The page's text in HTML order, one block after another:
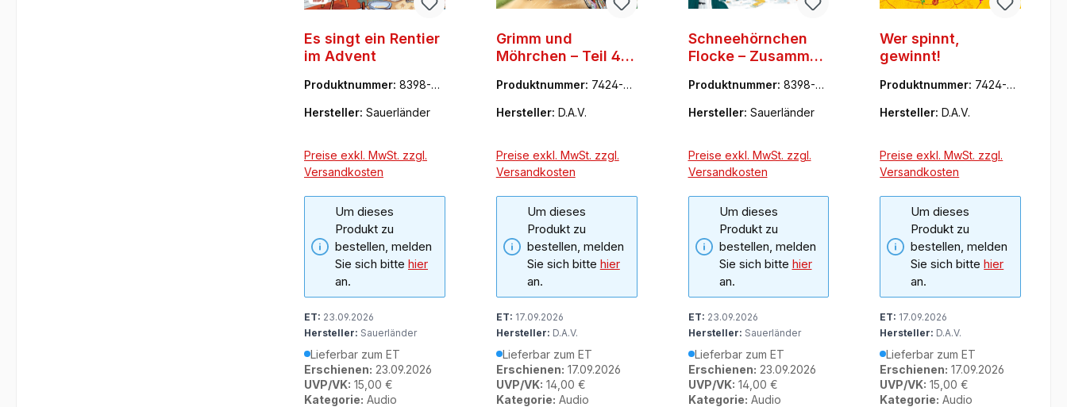
Es singt ein Rentier
im Advent
Produktnummer: 8398-43
Hersteller: Sauerländer
Preise exkl. MwSt. zzgl.
Versandkosten
Um dieses
Produkt zu
bestellen, melden
Sie sich bitte hier
an.
ET: 23.09.2026
Hersteller: Sauerländer
Lieferbar zum ET
Erschienen: 23.09.2026
UVP/VK: 15,00 €
Kategorie: Audio
Grimm und
Möhrchen – Teil 4:
...
Produktnummer: 7424-41
Hersteller: D.A.V.
Preise exkl. MwSt. zzgl.
Versandkosten
Um dieses
Produkt zu
bestellen, melden
Sie sich bitte hier
an.
ET: 17.09.2026
Hersteller: D.A.V.
Lieferbar zum ET
Erschienen: 17.09.2026
UVP/VK: 14,00 €
Kategorie: Audio
Schneehörnchen
Flocke – Zusammen
Produktnummer: 8398-43
Hersteller: Sauerländer
Preise exkl. MwSt. zzgl.
Versandkosten
Um dieses
Produkt zu
bestellen, melden
Sie sich bitte hier
an.
ET: 23.09.2026
Hersteller: Sauerländer
Lieferbar zum ET
Erschienen: 23.09.2026
UVP/VK: 14,00 €
Kategorie: Audio
Wer spinnt,
gewinnt!
Produktnummer: 7424-41
Hersteller:D.A.V.
Preise exkl. MwSt. zzgl.
Versandkosten
Um dieses
Produkt zu
bestellen, melden
Sie sich bittehier
an.
ET: 17.09.2026
Hersteller: D.A.V.
Lieferbar zum ET
Erschienen: 17.09.2026
UVP/VK: 15,00 €
Kategorie: Audio